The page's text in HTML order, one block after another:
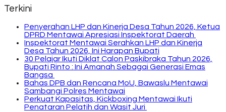
Terkini
Penyerahan LHP dan Kinerja Desa Tahun 2026, Ketua
DPRD Mentawai Apresiasi Inspektorat Daerah
Inspektorat Mentawai Serahkan LHP dan Kinerja
Desa Tahun 2026, Ini Harapan Bupati
30 Pelajar Ikuti Diklat Calon Paskibraka Tahun 2026,
Bupati Rinto : Ini Amanah Sebagai Generasi Emas
Bangsa
Bahas DPB dan Rencana MoU, Bawaslu Mentawai
Sambangi Polres Mentawai
Perkuat Kapasitas, Kickboxing Mentawai Ikuti
Penataran Pelatih dan Wasit Juri